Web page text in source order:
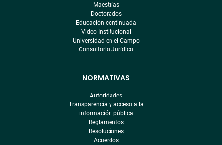
Maestrías
Doctorados
Educación continuada
Video Institucional
Universidad en el Campo
Consultorio Jurídico
NORMATIVAS
Autoridades
Transparencia y acceso a la
información pública
Reglamentos
Resoluciones
Acuerdos